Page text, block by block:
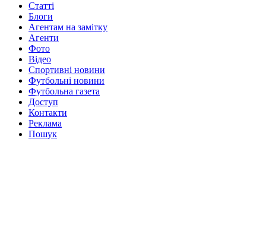
Статті
Блоги
Агентам на замітку
Агенти
Фото
Відео
Спортивні новини
Футбольні новини
Футбольна газета
Доступ
Контакти
Реклама
Пошук